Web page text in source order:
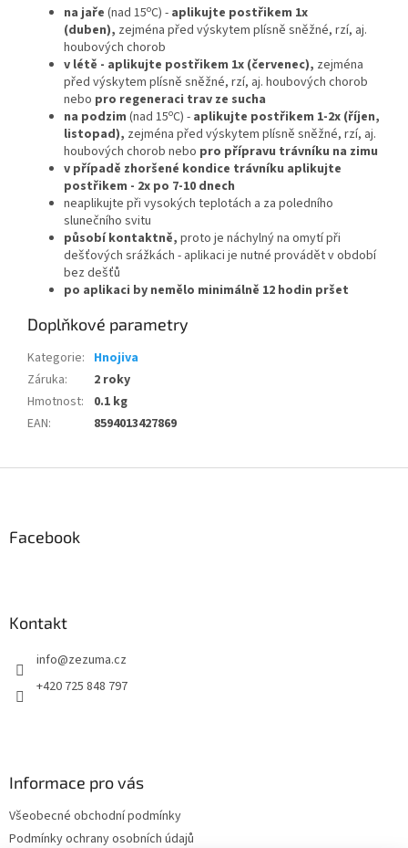
na jaře (nad 15oC) - aplikujte postřikem 1x
(duben), zejména před výskytem plísně sněžné, rzí, aj.
houbových chorob
v létě - aplikujte postřikem 1x (červenec), zejména
před výskytem plísně sněžné, rzí, aj. houbových chorob
nebo pro regeneraci trav ze sucha
na podzim (nad 15oC) - aplikujte postřikem 1-2x (říjen,
listopad), zejména před výskytem plísně sněžné, rzí, aj.
houbových chorob nebo pro přípravu trávníku na zimu
v případě zhoršené kondice trávníku aplikujte
postřikem - 2x po 7-10 dnech
neaplikujte při vysokých teplotách a za poledního
slunečního svitu
působí kontaktně, proto je náchylný na omytí při
dešťových srážkách - aplikaci je nutné provádět v období
bez dešťů
po aplikaci by nemělo minimálně 12 hodin pršet
Doplňkové parametry
Kategorie: Hnojiva
Záruka:
2 roky
Hmotnost:
0.1 kg
EAN: 8594013427869
Facebook
Kontakt
info@zezuma.cz
+420 725 848 797
Informace pro vás
Všeobecné obchodní podmínky
Podmínky ochrany osobních údajů